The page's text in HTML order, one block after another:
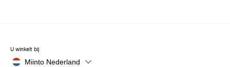
U winkelt bij
Miinto Nederland